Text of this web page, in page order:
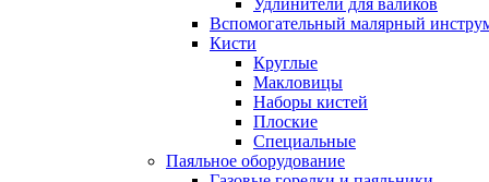
Удлинители для валиков
Вспомогательный малярный
Кисти
Круглые
Макловицы
Наборы кистей
Плоские
Специальные
Паяльное оборудование